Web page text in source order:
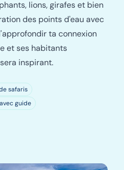
lions, girafes et bien
des points d'eau avec
ta connexion
et ses habitants
inspirant.
safaris
guide